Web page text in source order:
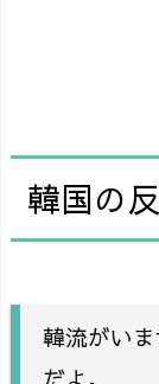
韓国の
韓流がい
だよ。